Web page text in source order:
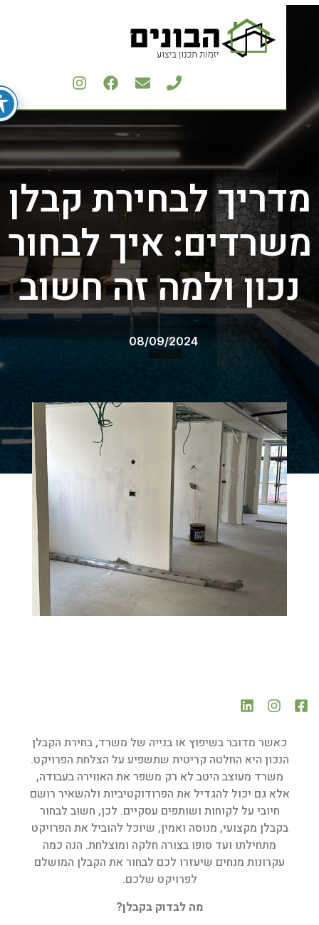
לבחירת קבלן
איך לבחור
נכון ולמה זה חשוב
08/09/2024
כאשר מדובר בשיפוץ או בנייה של משרד, בחירת הקבלן
הנכון היא החלטה קריטית שתשפיע על הצלחת הפרויקט.
משרד מעוצב היטב לא רק משפר את האווירה בעבודה,
אלא גם יכול להגדיל את הפרודוקטיביות ולהשאיר רושם
חיובי על לקוחות ושותפים עסקיים. לכן, חשוב לבחור
בקבלן מקצועי, מנוסה ואמין, שיוכל להוביל את הפרויקט
מתחילתו ועד סופו בצורה חלקה ומוצלחת. הנה כמה
עקרונות מנחים שיעזרו לכם לבחור את הקבלן המושלם
לפרויקט שלכם.
מה לבדוק בקבלן?